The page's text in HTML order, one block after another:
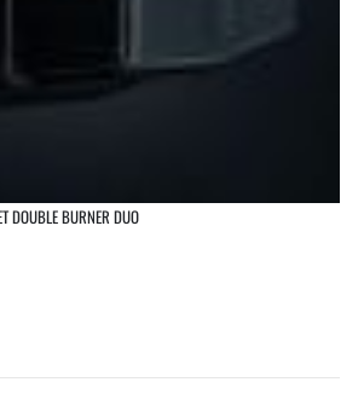
DOUBLE BURNER DUO